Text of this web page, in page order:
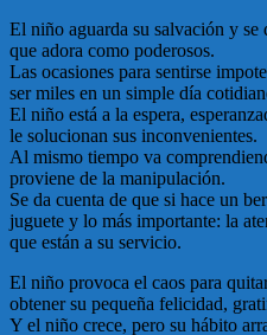
El niño aguarda su salvación y se
que adora como poderosos.
Las ocasiones para sentirse
ser miles en un simple día
El niño está a la espera,
le solucionan sus inconvenientes.
Al mismo tiempo va
proviene de la manipulación.
Se da cuenta de que si hace un
juguete y lo más importante: la
que están a su servicio.
El niño provoca el caos para
obtener su pequeña felicidad,
Y el niño crece, pero su hábito